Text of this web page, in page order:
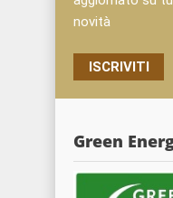
novità
ISCRIVITI
Green